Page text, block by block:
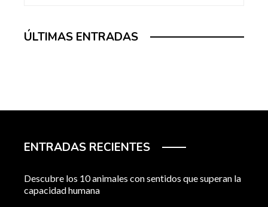
ÚLTIMAS ENTRADAS
ENTRADAS RECIENTES
Descubre los 10 animales con sentidos que superan la
capacidad humana